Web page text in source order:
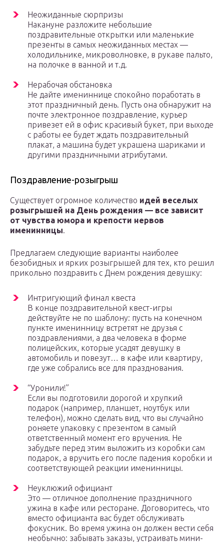
Неожиданные сюрпризы
Накануне разложите небольшие
поздравительные открытки или маленькие
презенты в самых неожиданных местах —
холодильнике, микроволновке, в рукаве пальто,
на полочке в ванной и т.д.
Нерабочая обстановка
Не дайте имениннице спокойно поработать в
этот праздничный день. Пусть она обнаружит на
почте электронное поздравление, курьер
привезет ей в офис красивый букет, при выходе
с работы ее будет ждать поздравительный
плакат, а машина будет украшена шариками и
другими праздничными атрибутами.
Поздравление-розыгрыш
Существует огромное количество идей веселых
розыгрышей на День рождения — все зависит
от чувства юмора и крепости нервов
именинницы.
Предлагаем следующие варианты наиболее
безобидных и ярких розыгрышей для тех, кто решил
прикольно поздравить с Днем рождения девушку:
Интригующий финал квеста
В конце поздравительной квест-игры
действуйте не по шаблону: пусть на конечном
пункте именинницу встретят не друзья с
поздравлениями, а два человека в форме
полицейских, которые усадят девушку в
автомобиль и повезут… в кафе или квартиру,
где уже собрались все для празднования.
“Уронили!”
Если вы подготовили дорогой и хрупкий
подарок (например, планшет, ноутбук или
телефон), можно сделать вид, что вы случайно
роняете упаковку с презентом в самый
ответственный момент его вручения. Не
забудьте перед этим выложить из коробки сам
подарок, а вручить его после падения коробки и
соответствующей реакции именинницы.
Неуклюжий официант
Это — отличное дополнение праздничного
ужина в кафе или ресторане. Договоритесь, что
вместо официанта вас будет обслуживать
фокусник. Во время ужина он должен вести себя
необычно: забывать заказы, устраивать мини-